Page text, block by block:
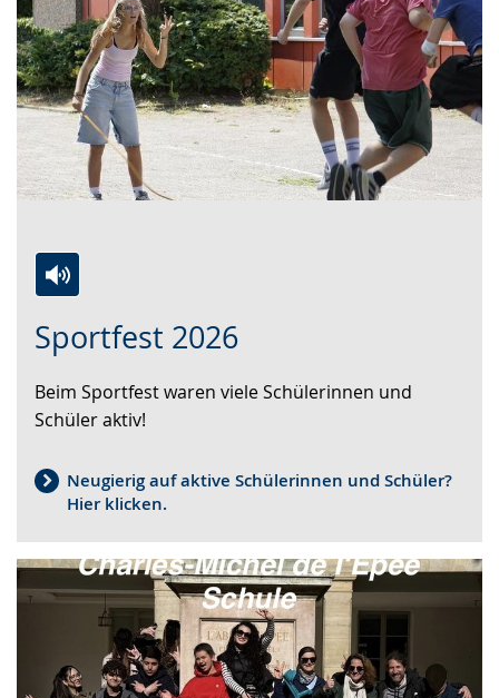
Sportfest 2026
Leichten
wechseln.
Audio-
Video
Deutscher
Gebärdensprache
angezeigt.
Beim Sportfest waren viele Schülerinnen und
Schüler aktiv!
Neugierig auf aktive Schülerinnen und Schüler?
Hier klicken.